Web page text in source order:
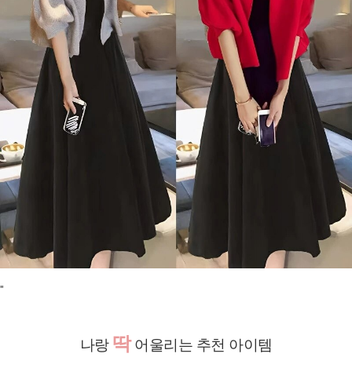
"
나랑 딱어울리는 추천 아이템